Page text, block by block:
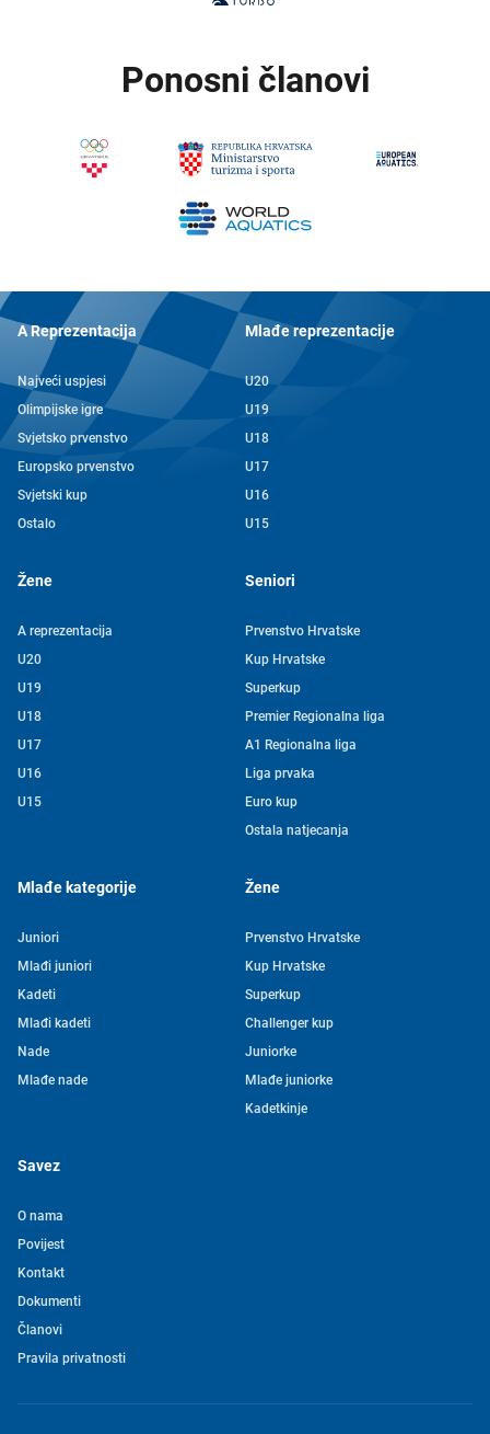
Ponosni članovi
A Reprezentacija
Najveći uspjesi
Olimpijske igre
Svjetsko prvenstvo
Europsko prvenstvo
Svjetski kup
Ostalo
Mlađe reprezentacije
U20
U19
U18
U17
U16
U15
Žene
A reprezentacija
U20
U19
U18
U17
U16
U15
Seniori
Prvenstvo Hrvatske
Kup Hrvatske
Superkup
Premier Regionalna liga
A1 Regionalna liga
Liga prvaka
Euro kup
Ostala natjecanja
Mlađe kategorije
Juniori
Mlađi juniori
Kadeti
Mlađi kadeti
Nade
Mlađe nade
Žene
Prvenstvo Hrvatske
Kup Hrvatske
Superkup
Challenger kup
Juniorke
Mlađe juniorke
Kadetkinje
Savez
O nama
Povijest
Kontakt
Dokumenti
Članovi
Pravila privatnosti